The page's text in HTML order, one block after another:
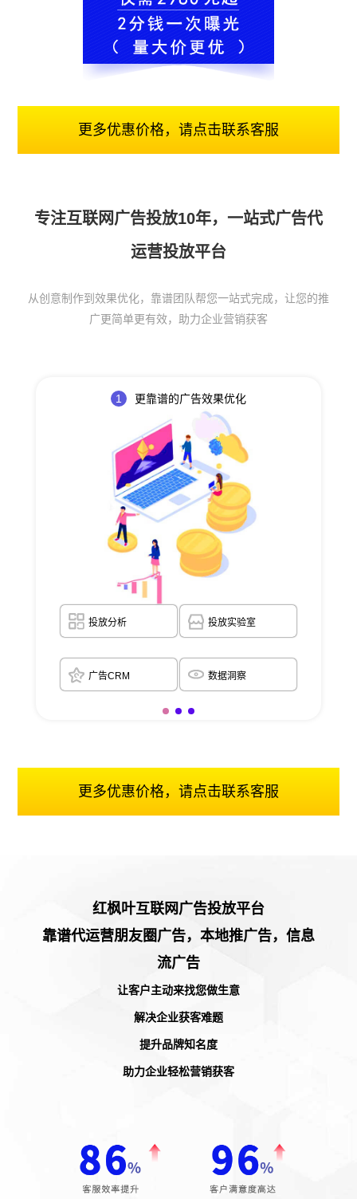
更多优惠价格，请点击联系客服
专注互联网广告投放10年，一站式广告代
运营投放平台
从创意制作到效果优化，靠谱团队帮您一站式完成，让您的推
广更简单更有效，助力企业营销获客
1 更靠谱的广告效果优化
投放分析 投放实验室
广告CRM 数据洞察
更多优惠价格，请点击联系客服
红枫叶互联网广告投放平台
靠谱代运营朋友圈广告，本地推广告，信息
流广告
让客户主动来找您做生意
解决企业获客难题
提升品牌知名度
助力企业轻松营销获客